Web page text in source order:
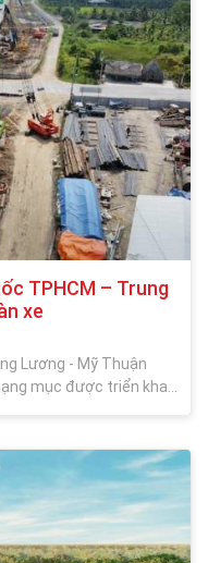
TPHCM – Trung
xe
Lương - Mỹ Thuận
mục được triển khai